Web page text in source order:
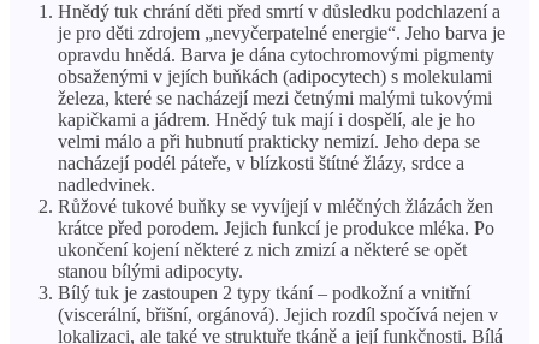
Hnědý tuk chrání děti před smrtí v důsledku podchlazení a
je pro děti zdrojem „nevyčerpatelné energie“. Jeho barva je
opravdu hnědá. Barva je dána cytochromovými pigmenty
obsaženými v jejích buňkách (adipocytech) s molekulami
železa, které se nacházejí mezi četnými malými tukovými
kapičkami a jádrem. Hnědý tuk mají i dospělí, ale je ho
velmi málo a při hubnutí prakticky nemizí. Jeho depa se
nacházejí podél páteře, v blízkosti štítné žlázy, srdce a
nadledvinek.
Růžové tukové buňky se vyvíjejí v mléčných žlázách žen
krátce před porodem. Jejich funkcí je produkce mléka. Po
ukončení kojení některé z nich zmizí a některé se opět
stanou bílými adipocyty.
Bílý tuk je zastoupen 2 typy tkání – podkožní a vnitřní
(viscerální, břišní, orgánová). Jejich rozdíl spočívá nejen v
lokalizaci, ale také ve struktuře tkáně a její funkčnosti. Bílá